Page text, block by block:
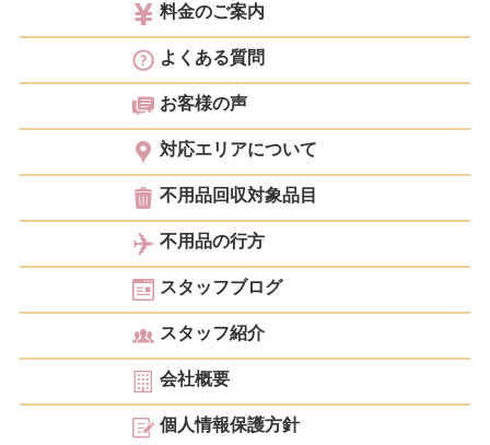
料金のご案内
よくある質問
お客様の声
対応エリアについて
不用品回収対象品目
不用品の行方
スタッフブログ
スタッフ紹介
会社概要
個人情報保護方針